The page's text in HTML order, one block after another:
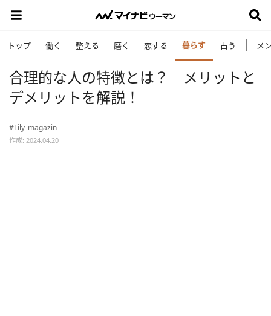
トップ 働く 整える 磨く 恋する 暮らす 占う メ
合理的な人の特徴とは？ メリットと
デメリットを解説！
#Lily_magazin
作成: 2024.04.20